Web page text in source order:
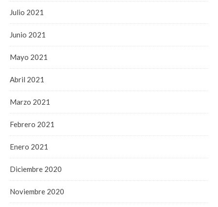
Julio 2021
Junio 2021
Mayo 2021
Abril 2021
Marzo 2021
Febrero 2021
Enero 2021
Diciembre 2020
Noviembre 2020